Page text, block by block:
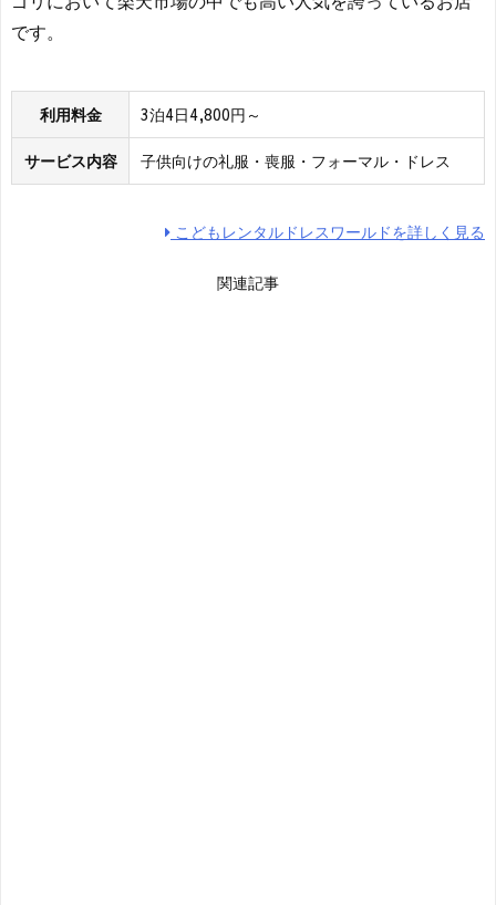
です。
利用料金 3泊4日4,800円～
サービス内容 子供向けの礼服・喪服・フォーマル・ドレス
こどもレンタルドレスワールドを詳しく見る
関連記事